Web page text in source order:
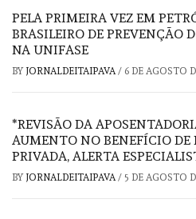
PELA PRIMEIRA VEZ EM
BRASILEIRO DE PREVENÇÃO
NA UNIFASE
BY JORNALDEITAIPAVA/ 6 DE AGOSTO
*REVISÃO DA
AUMENTO NO BENEFÍCIO DE
PRIVADA, ALERTA
BY JORNALDEITAIPAVA/ 5 DE AGOSTO